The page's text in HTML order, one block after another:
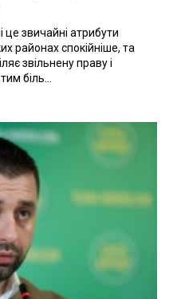
звичайні атрибути
районах спокійніше, та
звільнену праву і
біль...